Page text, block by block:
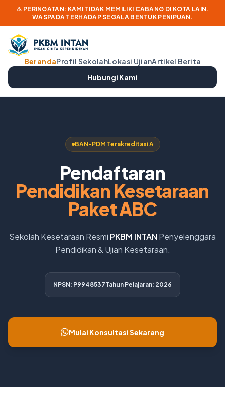
⚠️ PERINGATAN: KAMI TIDAK MEMILIKI CABANG DI KOTA LAIN.
WASPADA TERHADAP SEGALA BENTUK PENIPUAN.
BerandaProfil SekolahLokasi UjianArtikel Berita
Hubungi Kami
BAN-PDM Terakreditasi A
Pendaftaran
Pendidikan Kesetaraan
Paket ABC
Sekolah Kesetaraan Resmi PKBM INTAN Penyelenggara
Pendidikan & Ujian Kesetaraan.
NPSN: P9948537Tahun Pelajaran: 2026
Mulai Konsultasi Sekarang